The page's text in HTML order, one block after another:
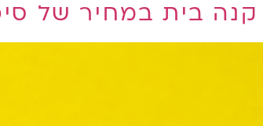
בית במחיר של